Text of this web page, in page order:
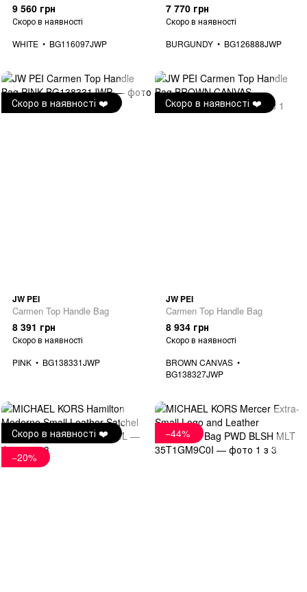
9 560 грн
Скоро в наявності
WHITE
BG116097JWP
7 770 грн
Скоро в наявності
BURGUNDY
BG126888JWP
Скоро в наявності ❤️
JW PEI
Carmen Top Handle Bag
8 391 грн
Скоро в наявності
PINK
BG138331JWP
Скоро в наявності ❤️
JW PEI
Carmen Top Handle Bag
8 934 грн
Скоро в наявності
BROWN CANVAS
BG138327JWP
Скоро в наявності ❤️
−20%
−44%